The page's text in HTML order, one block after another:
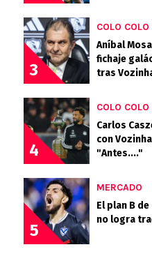
3
COLO COLO
Aníbal
fichaje
tras
4
COLO COLO
Carlos
con
"Antes...."
5
MERCADO
El plan B
no logra